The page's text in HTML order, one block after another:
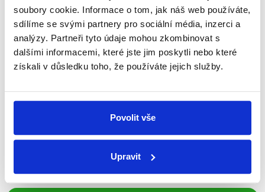
soubory cookie. Informace o tom, jak náš web používáte,
sdílíme se svými partnery pro sociální média, inzerci a
analýzy. Partneři tyto údaje mohou zkombinovat s
dalšími informacemi, které jste jim poskytli nebo které
získali v důsledku toho, že používáte jejich služby.
Povolit vše
Upravit
Přihlaste se k odběru našeho
newsletteru nebowhatsappového
kanálu, kde pravidelně přinášíme
shrnutí nejzajímavějších článků a analýz.
přehled o tom, jaké dezinformace a
nepravdy se zrovna v Česku šíří.